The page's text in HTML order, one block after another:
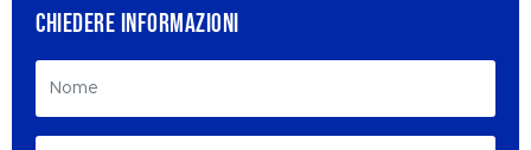
CHIEDERE INFORMAZIONI